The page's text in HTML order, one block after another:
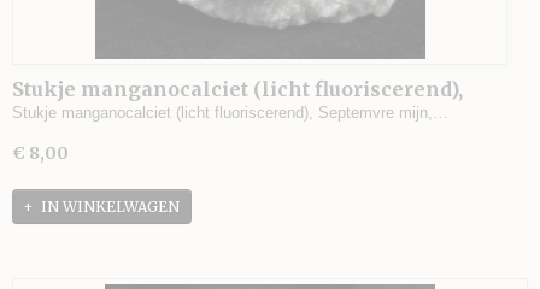
Stukje manganocalciet (licht fluoriscerend),
Septemvre mijn, Madan, Bulgarije - 74 gram -
Stukje manganocalciet (licht fluoriscerend), Septemvre mijn,…
€ 8,00
IN WINKELWAGEN